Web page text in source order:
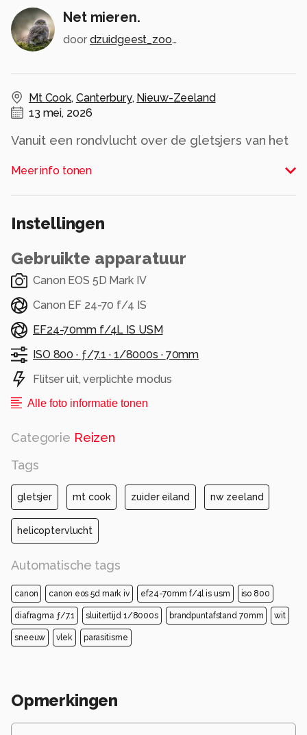
Net mieren.
door dzuidgeest_zoom
Mt Cook, Canterbury, Nieuw-Zeeland
13 mei, 2026
Vanuit een rondvlucht over de gletsjers van het
gletsjer waar vier helicopters staan geparkeerd.
Meer info tonen
Instellingen
Gebruikte apparatuur
Canon EOS 5D Mark IV
Canon EF 24-70 f/4 IS
EF24-70mm f/4L IS USM
ISO 800 · ƒ/7.1 · 1/8000s · 70mm
Flitser uit, verplichte modus
Alle foto informatie tonen
Categorie Reizen
Tags
gletsjer mt cook zuider eiland nw zeeland
helicoptervlucht
Automatische tags
canon canon eos 5d mark iv ef24-70mm f/4l is usm iso 800
diafragma ƒ/7.1 sluitertijd 1/8000s brandpuntafstand 70mm wit
sneeuw vlek parasitisme
Opmerkingen